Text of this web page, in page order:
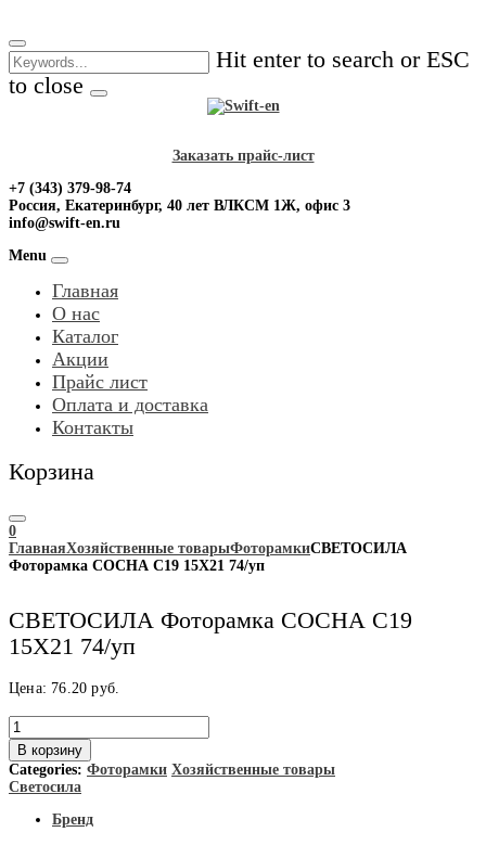
to
content
Hit enter to search or ESC
to close
Заказать прайс-лист
+7 (343) 379-98-74
Россия, Екатеринбург, 40 лет ВЛКСМ 1Ж, офис 3
info@swift-en.ru
Menu
Главная
О нас
Каталог
Акции
Прайс лист
Оплата и доставка
Контакты
Корзина
0
ГлавнаяХозяйственные товарыФоторамкиСВЕТОСИЛА
Фоторамка СОСНА С19 15Х21 74/уп
СВЕТОСИЛА Фоторамка СОСНА С19
15Х21 74/уп
Цена: 76.20 руб.
Количество
товара
СВЕТОСИЛА
Фоторамка
СОСНА
15Х21
В корзину
Categories: Фоторамки Хозяйственные товары
Светосила
Бренд